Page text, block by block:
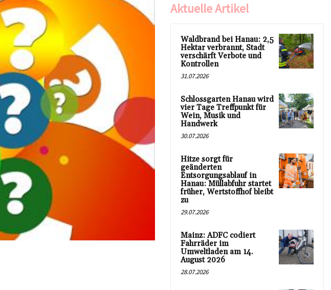
Aktuelle Artikel
Waldbrand bei Hanau: 2,5
Hektar verbrannt, Stadt
verschärft Verbote und
Kontrollen
31.07.2026
Schlossgarten Hanau wird
vier Tage Treffpunkt für
Wein, Musik und
Handwerk
30.07.2026
Hitze sorgt für
geänderten
Entsorgungsablauf in
Hanau: Müllabfuhr startet
früher, Wertstoffhof bleibt
zu
29.07.2026
Mainz: ADFC codiert
Fahrräder im
Umweltladen am 14.
August 2026
28.07.2026